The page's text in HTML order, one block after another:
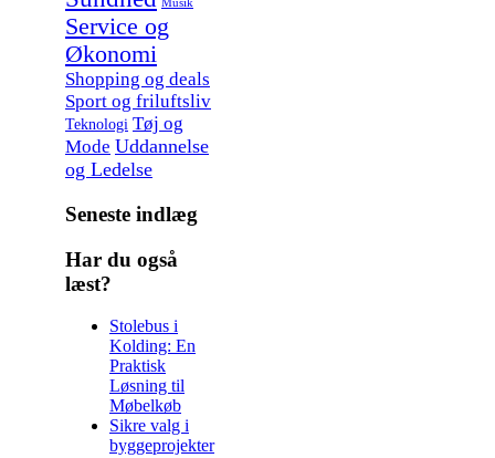
Musik
Service og
Økonomi
Shopping og deals
Sport og friluftsliv
Teknologi Tøj og
Mode Uddannelse
og Ledelse
Seneste indlæg
Har du også
læst?
Stolebus i
Kolding: En
Praktisk
Løsning til
Møbelkøb
Sikre valg i
byggeprojekter